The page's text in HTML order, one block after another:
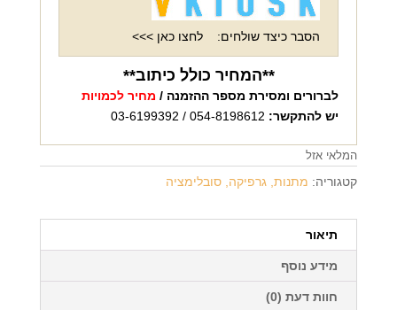
הסבר כיצד שולחים: לחצו כאן >>>
**המחיר כולל כיתוב**
לברורים ומסירת מספר ההזמנה / מחיר לכמויות
יש להתקשר:
המלאי אזל
קטגוריה: מתנות, גרפיקה, סובלימציה
תיאור
מידע נוסף
חוות דעת (0)